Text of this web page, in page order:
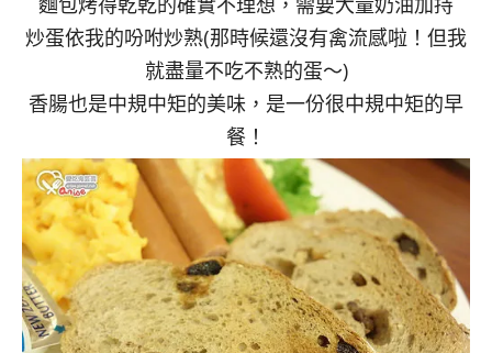
炒蛋依我的吩咐炒熟(那時候還沒有禽流感啦！但我
就盡量不吃不熟的蛋～)
香腸也是中規中矩的美味，是一份很中規中矩的早
餐！